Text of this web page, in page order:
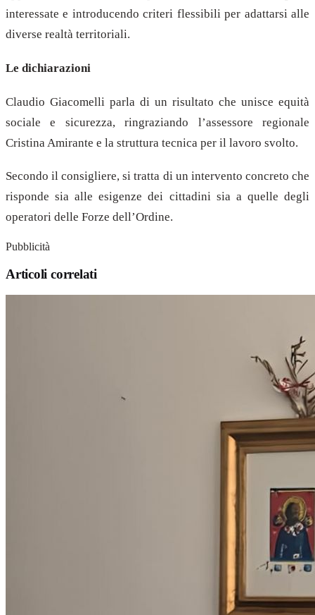
interessate e introducendo criteri flessibili per adattarsi alle
diverse realtà territoriali.
Le dichiarazioni
Claudio Giacomelli parla di un risultato che unisce equità
sociale e sicurezza, ringraziando l’assessore regionale
Cristina Amirante e la struttura tecnica per il lavoro svolto.
Secondo il consigliere, si tratta di un intervento concreto che
risponde sia alle esigenze dei cittadini sia a quelle degli
operatori delle Forze dell’Ordine.
Pubblicità
Articoli correlati